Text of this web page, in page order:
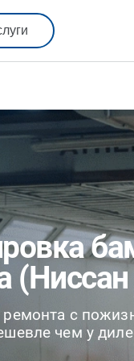
ремонта с
чем у